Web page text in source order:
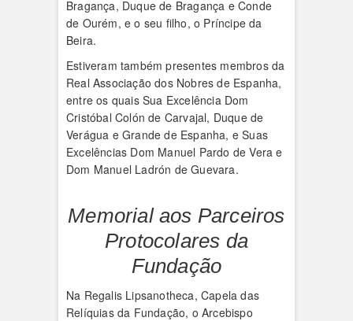
Bragança, Duque de Bragança e Conde
de Ourém, e o seu filho, o Príncipe da
Beira.
Estiveram também presentes membros da
Real Associação dos Nobres de Espanha,
entre os quais Sua Excelência Dom
Cristóbal Colón de Carvajal, Duque de
Verágua e Grande de Espanha, e Suas
Excelências Dom Manuel Pardo de Vera e
Dom Manuel Ladrón de Guevara.
Memorial aos Parceiros
Protocolares da
Fundação
Na Regalis Lipsanotheca, Capela das
Relíquias da Fundação, o Arcebispo